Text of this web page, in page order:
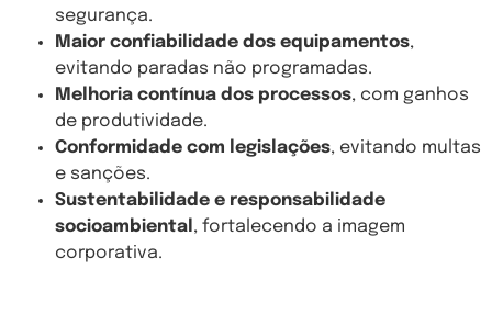
segurança.
Maior confiabilidade dos equipamentos,
evitando paradas não programadas.
Melhoria contínua dos processos, com ganhos
de produtividade.
Conformidade com legislações, evitando multas
e sanções.
Sustentabilidade e responsabilidade
socioambiental , fortalecendo a imagem
corporativa.